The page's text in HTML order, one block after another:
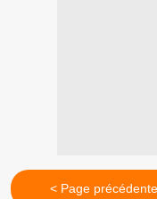
< Page précédente